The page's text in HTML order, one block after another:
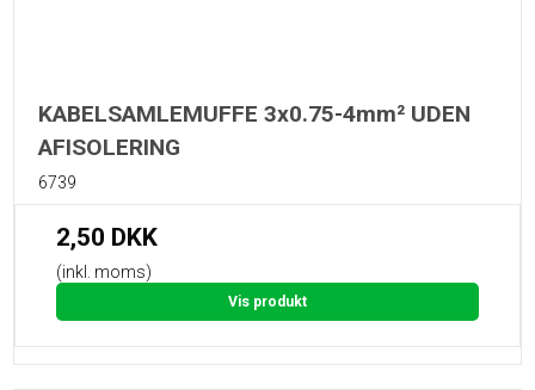
KABELSAMLEMUFFE 3x0.75-4mm² UDEN
AFISOLERING
6739
2,50 DKK
(inkl. moms)
Vis produkt